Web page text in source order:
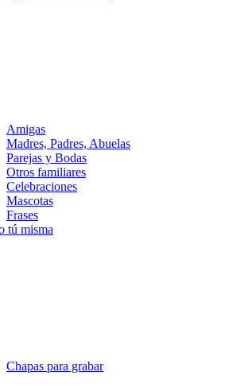
Amigas
Madres, Padres, Abuelas
Parejas y Bodas
Otros familiares
Celebraciones
Mascotas
Frases
tú misma
Chapas para grabar